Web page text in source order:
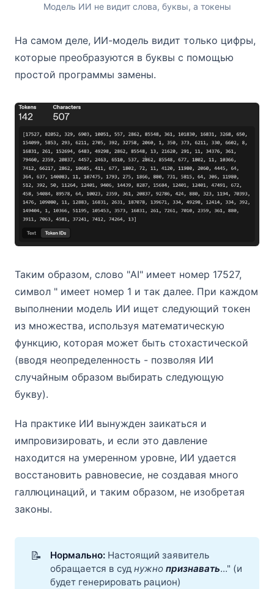
Модель ИИ не видит слова, буквы, а токены
На самом деле, ИИ-модель видит только цифры,
которые преобразуются в буквы с помощью
простой программы замены.
Таким образом, слово "AI" имеет номер 17527,
символ " имеет номер 1 и так далее. При каждом
выполнении модель ИИ ищет следующий токен
из множества, используя математическую
функцию, которая может быть стохастической
(вводя неопределенность - позволяя ИИ
случайным образом выбирать следующую
букву).
На практике ИИ вынужден заикаться и
импровизировать, и если это давление
находится на умеренном уровне, ИИ удается
восстановить равновесие, не создавая много
галлюцинаций, и таким образом, не изобретая
законы.
📝 Нормально: Настоящий заявитель
обращается в суднужно признавать..." (и
будет генерировать рацион)